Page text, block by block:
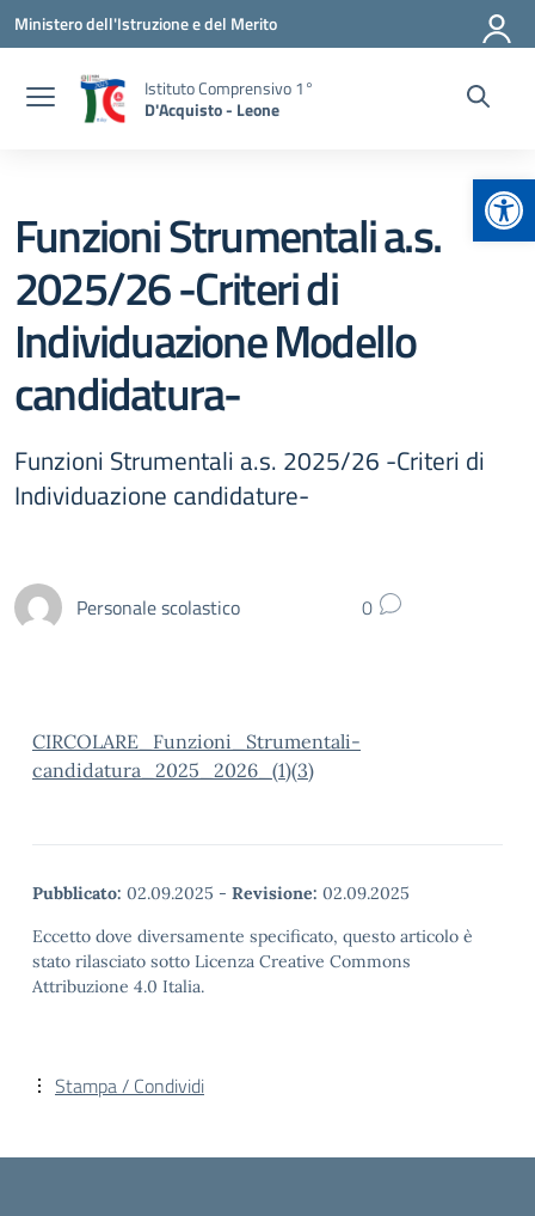
Vai ai contenuti
Vai al menu di navigazione
Vai al footer
Ministero dell'Istruzione e del Merito
Istituto Comprensivo 1°
D'Acquisto - Leone
Funzioni Strumentali a.s.
2025/26 -Criteri di
Individuazione Modello
candidatura-
Funzioni Strumentali a.s. 2025/26 -Criteri di
Individuazione candidature-
Personale scolastico 0
CIRCOLARE_Funzioni_Strumentali-
candidatura_2025_2026_(1)(3)
Pubblicato: 02.09.2025 - Revisione: 02.09.2025
Eccetto dove diversamente specificato, questo articolo è
stato rilasciato sotto Licenza Creative Commons
Attribuzione 4.0 Italia.
Stampa / Condividi